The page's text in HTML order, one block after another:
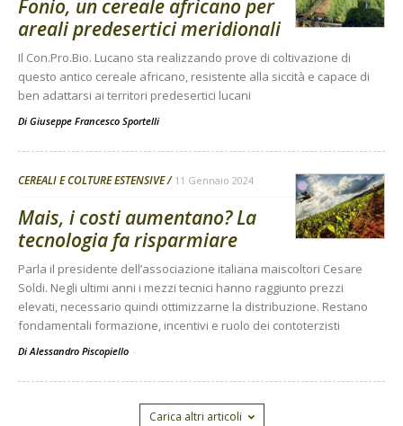
Fonio, un cereale africano per
areali predesertici meridionali
Il Con.Pro.Bio. Lucano sta realizzando prove di coltivazione di
questo antico cereale africano, resistente alla siccità e capace di
ben adattarsi ai territori predesertici lucani
Di Giuseppe Francesco Sportelli
CEREALI E COLTURE ESTENSIVE 11 Gennaio 2024
Mais, i costi aumentano? La
tecnologia fa risparmiare
Parla il presidente dell’associazione italiana maiscoltori Cesare
Soldi. Negli ultimi anni i mezzi tecnici hanno raggiunto prezzi
elevati, necessario quindi ottimizzarne la distribuzione. Restano
fondamentali formazione, incentivi e ruolo dei contoterzisti
Di Alessandro Piscopiello -
Carica altri articoli